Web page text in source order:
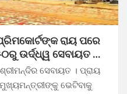
ରାୟ ପରେ
ଉର୍ଦ୍ଧ୍ୱ ସେବାୟତ …
ସେବାୟତ । ପ୍ରାୟ
ଭେଟିବାକୁ